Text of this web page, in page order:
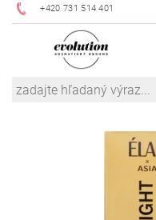
+420 731 514 401